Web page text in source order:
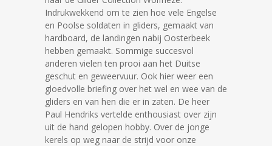
Indrukwekkend om te zien hoe vele Engelse
en Poolse soldaten in gliders, gemaakt van
hardboard, de landingen nabij Oosterbeek
hebben gemaakt. Sommige succesvol
anderen vielen ten prooi aan het Duitse
geschut en geweervuur. Ook hier weer een
gloedvolle briefing over het wel en wee van de
gliders en van hen die er in zaten. De heer
Paul Hendriks vertelde enthousiast over zijn
uit de hand gelopen hobby. Over de jonge
kerels op weg naar de strijd voor onze